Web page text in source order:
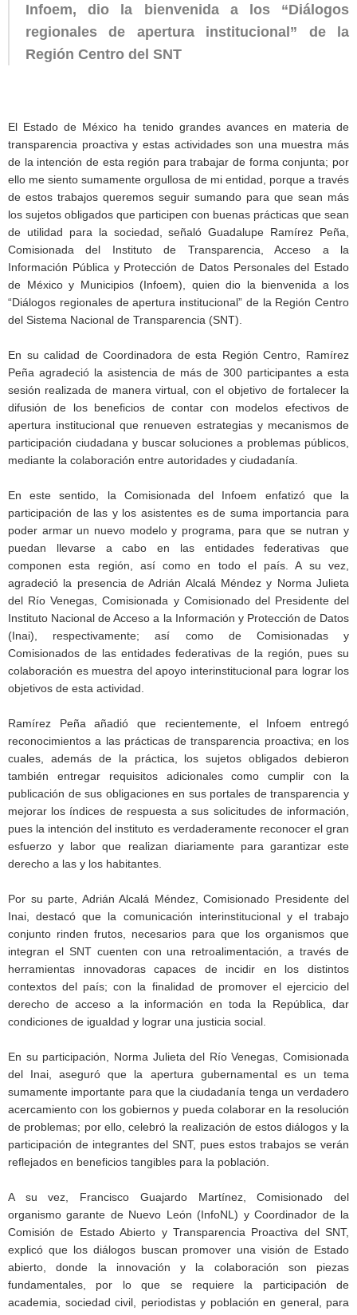
Infoem, dio la bienvenida a los “Diálogos
regionales de apertura institucional” de la
Región Centro del SNT
El Estado de México ha tenido grandes avances en materia de
transparencia proactiva y estas actividades son una muestra más
de la intención de esta región para trabajar de forma conjunta; por
ello me siento sumamente orgullosa de mi entidad, porque a través
de estos trabajos queremos seguir sumando para que sean más
los sujetos obligados que participen con buenas prácticas que sean
de utilidad para la sociedad, señaló Guadalupe Ramírez Peña,
Comisionada del Instituto de Transparencia, Acceso a la
Información Pública y Protección de Datos Personales del Estado
de México y Municipios (Infoem), quien dio la bienvenida a los
“Diálogos regionales de apertura institucional” de la Región Centro
del Sistema Nacional de Transparencia (SNT).
En su calidad de Coordinadora de esta Región Centro, Ramírez
Peña agradeció la asistencia de más de 300 participantes a esta
sesión realizada de manera virtual, con el objetivo de fortalecer la
difusión de los beneficios de contar con modelos efectivos de
apertura institucional que renueven estrategias y mecanismos de
participación ciudadana y buscar soluciones a problemas públicos,
mediante la colaboración entre autoridades y ciudadanía.
En este sentido, la Comisionada del Infoem enfatizó que la
participación de las y los asistentes es de suma importancia para
poder armar un nuevo modelo y programa, para que se nutran y
puedan llevarse a cabo en las entidades federativas que
componen esta región, así como en todo el país. A su vez,
agradeció la presencia de Adrián Alcalá Méndez y Norma Julieta
del Río Venegas, Comisionada y Comisionado del Presidente del
Instituto Nacional de Acceso a la Información y Protección de Datos
(Inai), respectivamente; así como de Comisionadas y
Comisionados de las entidades federativas de la región, pues su
colaboración es muestra del apoyo interinstitucional para lograr los
objetivos de esta actividad.
Ramírez Peña añadió que recientemente, el Infoem entregó
reconocimientos a las prácticas de transparencia proactiva; en los
cuales, además de la práctica, los sujetos obligados debieron
también entregar requisitos adicionales como cumplir con la
publicación de sus obligaciones en sus portales de transparencia y
mejorar los índices de respuesta a sus solicitudes de información,
pues la intención del instituto es verdaderamente reconocer el gran
esfuerzo y labor que realizan diariamente para garantizar este
derecho a las y los habitantes.
Por su parte, Adrián Alcalá Méndez, Comisionado Presidente del
Inai, destacó que la comunicación interinstitucional y el trabajo
conjunto rinden frutos, necesarios para que los organismos que
integran el SNT cuenten con una retroalimentación, a través de
herramientas innovadoras capaces de incidir en los distintos
contextos del país; con la finalidad de promover el ejercicio del
derecho de acceso a la información en toda la República, dar
condiciones de igualdad y lograr una justicia social.
En su participación, Norma Julieta del Río Venegas, Comisionada
del Inai, aseguró que la apertura gubernamental es un tema
sumamente importante para que la ciudadanía tenga un verdadero
acercamiento con los gobiernos y pueda colaborar en la resolución
de problemas; por ello, celebró la realización de estos diálogos y la
participación de integrantes del SNT, pues estos trabajos se verán
reflejados en beneficios tangibles para la población.
A su vez, Francisco Guajardo Martínez, Comisionado del
organismo garante de Nuevo León (InfoNL) y Coordinador de la
Comisión de Estado Abierto y Transparencia Proactiva del SNT,
explicó que los diálogos buscan promover una visión de Estado
abierto, donde la innovación y la colaboración son piezas
fundamentales, por lo que se requiere la participación de
academia, sociedad civil, periodistas y población en general, para